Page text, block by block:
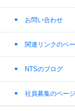
お問い合わせ
関連リンクのペ
NTSのブログ
社員募集のページ